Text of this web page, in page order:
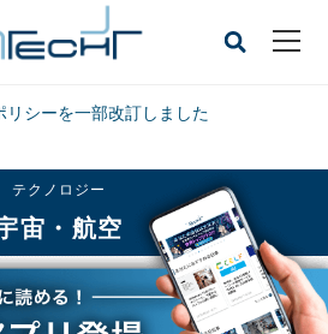
リシーを一部改訂しました
CLOSE
テクノロジー
宙・航空
宙・航空